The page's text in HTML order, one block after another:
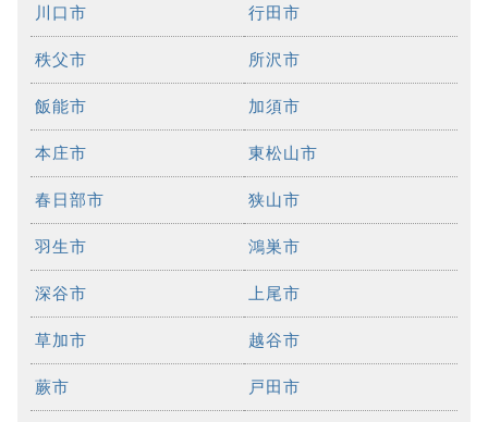
川口市 行田市
秩父市 所沢市
飯能市 加須市
本庄市 東松山市
春日部市 狭山市
羽生市 鴻巣市
深谷市 上尾市
草加市 越谷市
蕨市 戸田市